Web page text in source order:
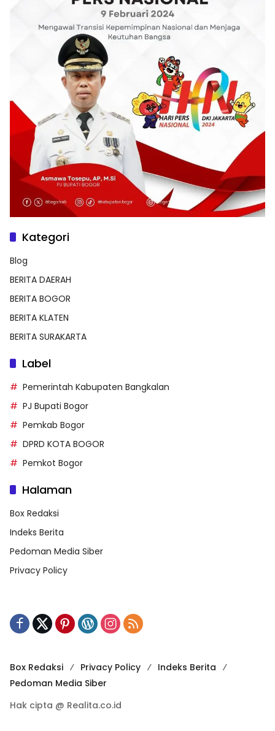
Kategori
Blog
BERITA DAERAH
BERITA BOGOR
BERITA KLATEN
BERITA SURAKARTA
Label
Pemerintah Kabupaten Bangkalan
PJ Bupati Bogor
Pemkab Bogor
DPRD KOTA BOGOR
Pemkot Bogor
Halaman
Box Redaksi
Indeks Berita
Pedoman Media Siber
Privacy Policy
Box Redaksi Privacy Policy
Indeks Berita
Pedoman Media Siber
Hak cipta @ Realita.co.id